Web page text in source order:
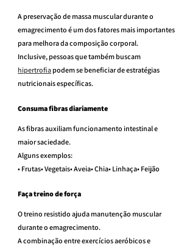
A preservação de massa muscular durante o
emagrecimento é um dos fatores mais importantes
para melhora da composição corporal.
Inclusive, pessoas que também buscam
hipertrofia podem se beneficiar de estratégias
nutricionais específicas.
Consuma fibras diariamente
As fibras auxiliam funcionamento intestinal e
maior saciedade.
Alguns exemplos:
• Frutas• Vegetais• Aveia• Chia• Linhaça• Feijão
Faça treino de força
O treino resistido ajuda manutenção muscular
durante o emagrecimento.
A combinação entre exercícios aeróbicos e